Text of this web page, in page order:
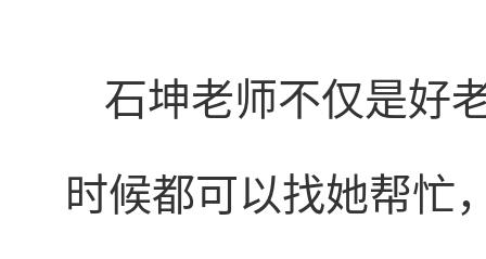
石坤老师不仅是好
时候都可以找她帮忙